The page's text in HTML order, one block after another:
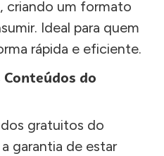
criando um formato
Ideal para quem
rápida e eficiente.
do
gratuitos do
garantia de estar